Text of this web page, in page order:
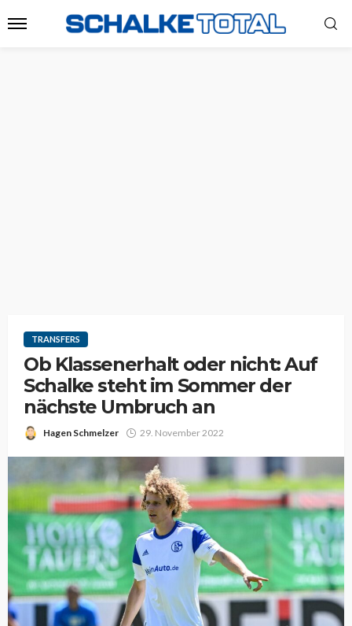
TRANSFERS
Ob Klassenerhalt oder nicht: Auf
Schalke steht im Sommer der
nächste Umbruch an
Hagen Schmelzer 29. November 2022